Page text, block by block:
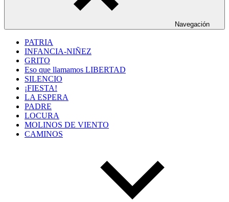
Navegación
PATRIA
INFANCIA-NIÑEZ
GRITO
Eso que llamamos LIBERTAD
SILENCIO
¡FIESTA!
LA ESPERA
PADRE
LOCURA
MOLINOS DE VIENTO
CAMINOS